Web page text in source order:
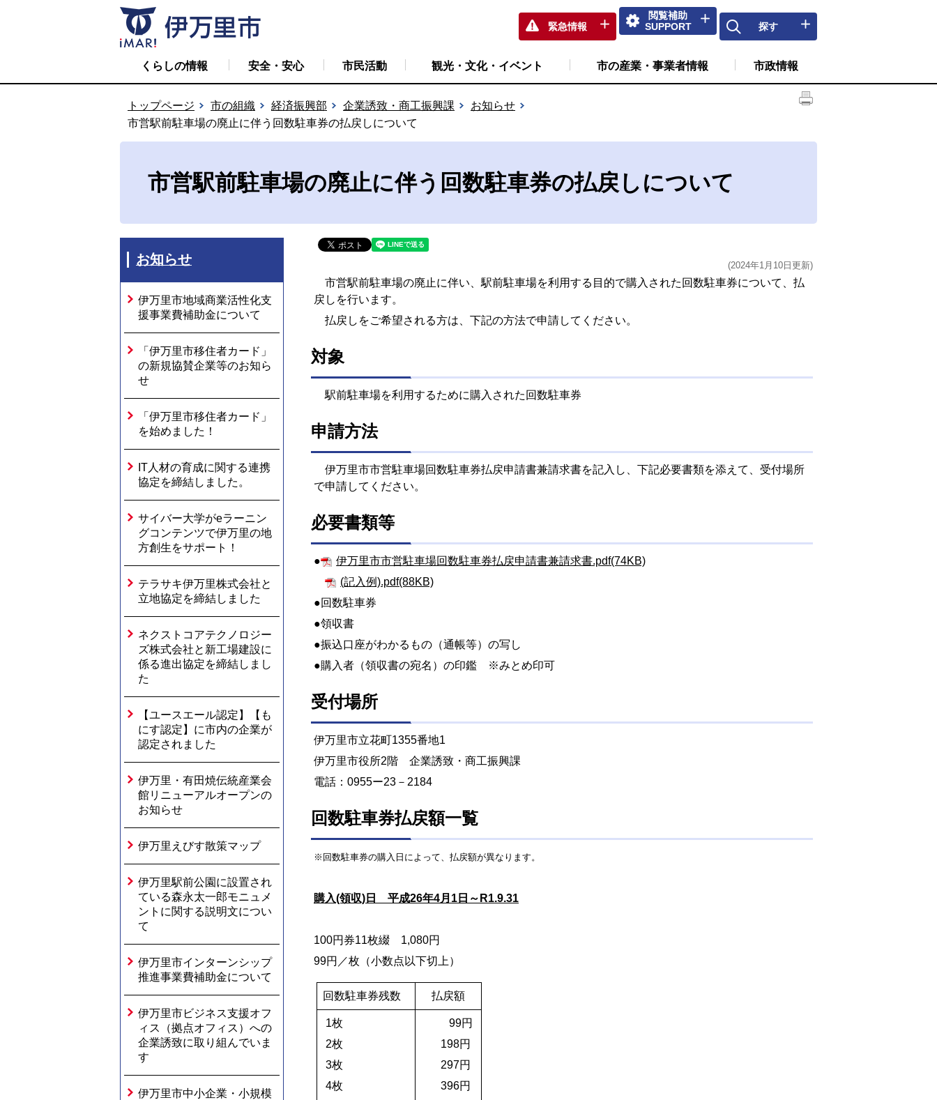
緊急情報
閲覧補助
SUPPORT
探す
くらしの情報 安全・安心 市民活動 観光・文化・イベント 市の産業・事業者情報 市政情報
トップページ 市の組織 経済振興部 企業誘致・商工振興課
お知らせ
市営駅前駐車場の廃止に伴う回数駐車券の払戻しについて
市営駅前駐車場の廃止に伴う回数駐車券の払戻しについて
お知らせ
伊万里市地域商業活性化支
援事業費補助金について
「伊万里市移住者カード」
の新規協賛企業等のお知ら
せ
「伊万里市移住者カード」
を始めました！
IT人材の育成に関する連携
協定を締結しました。
サイバー大学がeラーニン
グコンテンツで伊万里の地
方創生をサポート！
テラサキ伊万里株式会社と
立地協定を締結しました
ネクストコアテクノロジー
ズ株式会社と新工場建設に
係る進出協定を締結しまし
た
【ユースエール認定】【も
にす認定】に市内の企業が
認定されました
伊万里・有田焼伝統産業会
館リニューアルオープンの
お知らせ
伊万里えびす散策マップ
伊万里駅前公園に設置され
ている森永太一郎モニュメ
ントに関する説明文につい
て
伊万里市インターンシップ
推進事業費補助金について
伊万里市ビジネス支援オフ
ィス（拠点オフィス）への
企業誘致に取り組んでいま
す
伊万里市中小企業・小規模
(2024年1月10日更新)
市営駅前駐車場の廃止に伴い、駅前駐車場を利用する目的で購入された回数駐車券について、払
戻しを行います。
払戻しをご希望される方は、下記の方法で申請してください。
対象
駅前駐車場を利用するために購入された回数駐車券
申請方法
伊万里市市営駐車場回数駐車券払戻申請書兼請求書を記入し、下記必要書類を添えて、受付場所
で申請してください。
必要書類等
●
伊万里市市営駐車場回数駐車券払戻申請書兼請求書.pdf(74KB)
(記入例).pdf(88KB)
●回数駐車券
●領収書
●振込口座がわかるもの（通帳等）の写し
●購入者（領収書の宛名）の印鑑 ※みとめ印可
受付場所
伊万里市立花町1355番地1
伊万里市役所2階 企業誘致・商工振興課
電話：0955ー23－2184
回数駐車券払戻額一覧
※回数駐車券の購入日によって、払戻額が異なります。
購入(領収)日 平成26年4月1日～R1.9.31
100円券11枚綴 1,080円
99円／枚（小数点以下切上）
回数駐車券残数 払戻額
1枚
2枚
3枚
4枚
99円
198円
297円
396円